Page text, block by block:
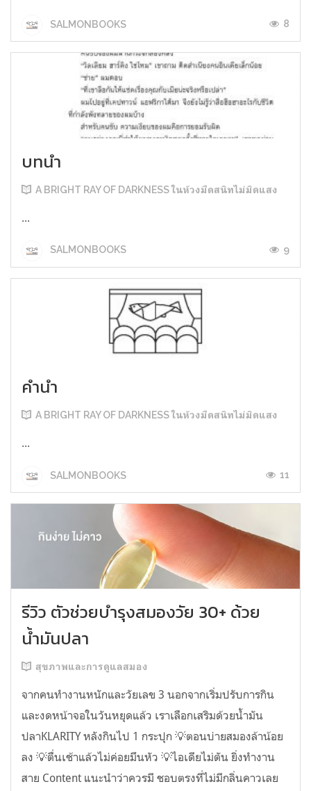
SALMONBOOKS 8
บทนำ
A BRIGHT RAY OF DARKNESS ในห้วงมืดสนิทไม่มิดแสง
...
SALMONBOOKS 9
คำนำ
A BRIGHT RAY OF DARKNESS ในห้วงมืดสนิทไม่มิดแสง
...
SALMONBOOKS 11
รีวิว ตัวช่วยบำรุงสมองวัย 30+ ด้วย
น้ำมันปลา
สุขภาพและการดูแลสมอง
จากคนทำงานหนักและวัยเลข 3 นอกจากเริ่มปรับการกิน
และงดหน้าจอในวันหยุดแล้ว เราเลือกเสริมด้วยน้ำมัน
ปลาKLARITY หลังกินไป 1 กระปุก 💡ตอนบ่ายสมองล้าน้อย
ลง 💡ตื่นเช้าแล้วไม่ค่อยมึนหัว 💡ไอเดียไม่ตัน ยิ่งทำงาน
สาย Content แนะนำว่าควรมี ชอบตรงที่ไม่มีกลิ่นคาวเลย